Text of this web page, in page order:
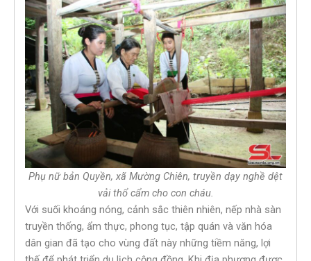
Phụ nữ bản Quyền, xã Mường Chiên, truyền dạy nghề dệt
vải thổ cẩm cho con cháu.
Với suối khoáng nóng, cảnh sắc thiên nhiên, nếp nhà sàn
truyền thống, ẩm thực, phong tục, tập quán và văn hóa
dân gian đã tạo cho vùng đất này những tiềm năng, lợi